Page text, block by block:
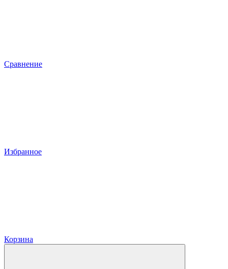
Сравнение
Избранное
Корзина